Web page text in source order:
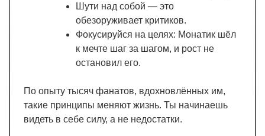
Шути над собой — это
обезоруживает критиков.
Фокусируйся на целях: Монатик шёл
к мечте шаг за шагом, и рост не
остановил его.
По опыту тысяч фанатов, вдохновлённых им,
такие принципы меняют жизнь. Ты начинаешь
видеть в себе силу, а не недостатки.